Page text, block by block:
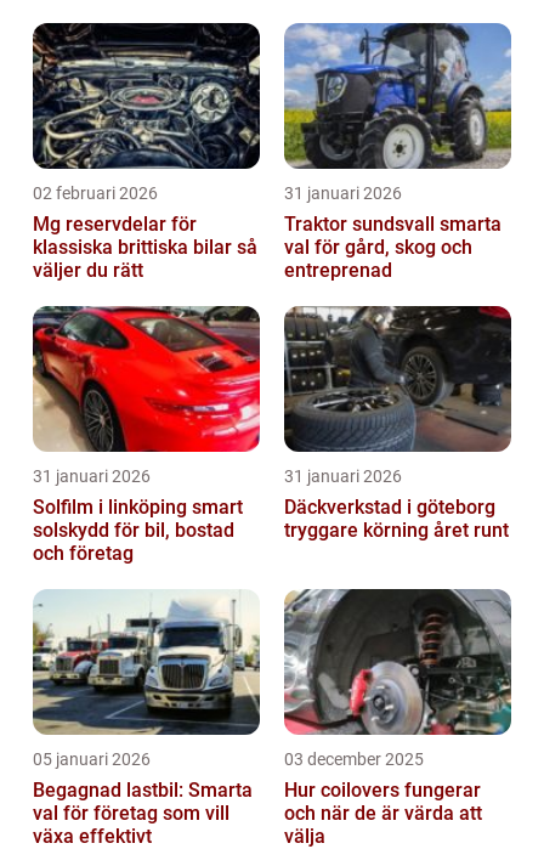
02 februari 2026
Mg reservdelar för
klassiska brittiska bilar så
väljer du rätt
31 januari 2026
Traktor sundsvall smarta
val för gård, skog och
entreprenad
31 januari 2026
Solfilm i linköping smart
solskydd för bil, bostad
och företag
31 januari 2026
Däckverkstad i göteborg
tryggare körning året runt
05 januari 2026
Begagnad lastbil: Smarta
val för företag som vill
växa effektivt
03 december 2025
Hur coilovers fungerar
och när de är värda att
välja